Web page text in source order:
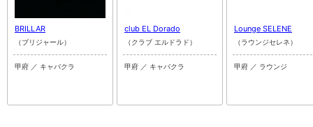
BRILLAR
（ブリジャール）
甲府 ／ キャバクラ
club EL Dorado
（クラブ エルドラド）
甲府 ／ キャバクラ
Lounge SELENE
（ラウンジセレネ）
甲府 ／ ラウンジ